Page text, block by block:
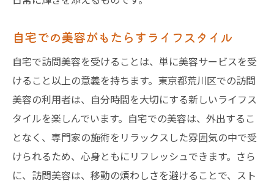
自宅での美容がもたらすライフスタイル
自宅で訪問美容を受けることは、単に美容サービスを受
けること以上の意義を持ちます。東京都荒川区での訪問
美容の利用者は、自分時間を大切にする新しいライフス
タイルを楽しんでいます。自宅での美容は、外出するこ
となく、専門家の施術をリラックスした雰囲気の中で受
けられるため、心身ともにリフレッシュできます。さら
に、訪問美容は、移動の煩わしさを避けることで、スト